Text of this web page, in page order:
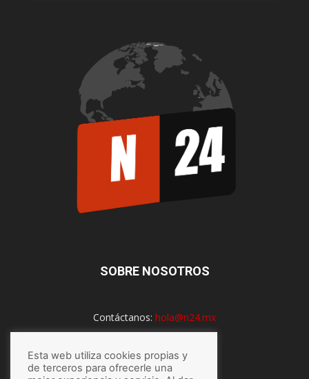
SOBRE NOSOTROS
Contáctanos: hola@n24.mx
SÍGUENOS
Esta web utiliza cookies propias y
de terceros para ofrecerle una